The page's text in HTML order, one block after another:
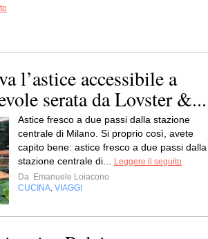
l’astice accessibile a
serata da Lovster &...
Astice fresco a due passi dalla stazione
centrale di Milano. Si proprio così, avete
capito bene: astice fresco a due passi dalla
stazione centrale di...
Leggere il seguito
Da Emanuele Loiacono
CUCINA VIAGGI